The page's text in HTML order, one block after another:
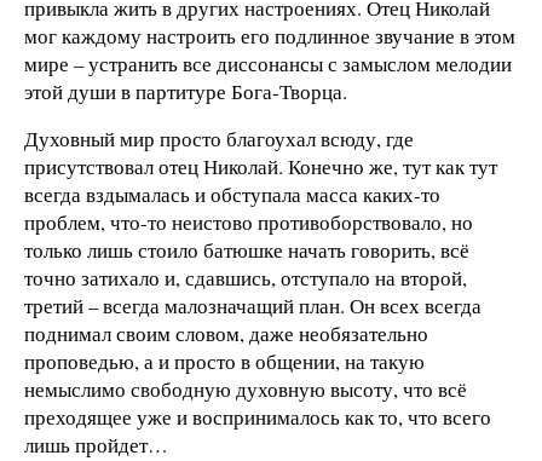
привыкла жить в других настроениях. Отец Николай
мог каждому настроить его подлинное звучание в этом
мире – устранить все диссонансы с замыслом мелодии
этой души в партитуре Бога-Творца.
Духовный мир просто благоухал всюду, где
присутствовал отец Николай. Конечно же, тут как тут
всегда вздымалась и обступала масса каких-то
проблем, что-то неистово противоборствовало, но
только лишь стоило батюшке начать говорить, всё
точно затихало и, сдавшись, отступало на второй,
третий – всегда малозначащий план. Он всех всегда
поднимал своим словом, даже необязательно
проповедью, а и просто в общении, на такую
немыслимо свободную духовную высоту, что всё
преходящее уже и воспринималось как то, что всего
лишь пройдет…